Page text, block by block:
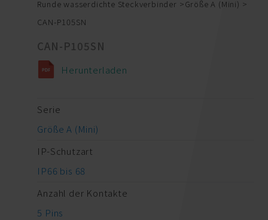
Runde wasserdichte Steckverbinder
Größe A (Mini)
CAN-P105SN
CAN-P105SN
Herunterladen
Serie
Größe A (Mini)
IP-Schutzart
IP66 bis 68
Anzahl der Kontakte
5 Pins